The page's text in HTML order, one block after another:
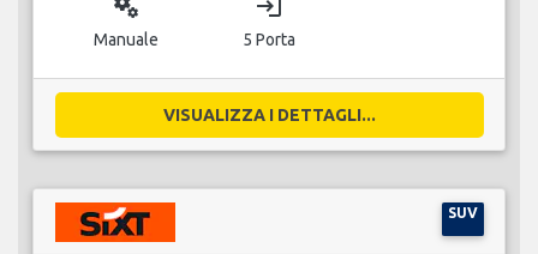
miscellaneous_services
Manuale
login
5 Porta
VISUALIZZA I DETTAGLI...
SUV